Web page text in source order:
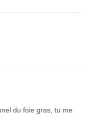
du foie gras, tu me